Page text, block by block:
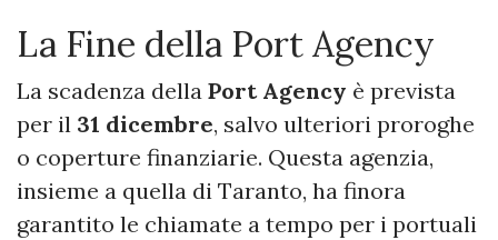
La Fine della Port Agency
La scadenza della Port Agency è prevista
per il 31 dicembre, salvo ulteriori proroghe
o coperture finanziarie. Questa agenzia,
insieme a quella di Taranto, ha finora
garantito le chiamate a tempo per i portuali